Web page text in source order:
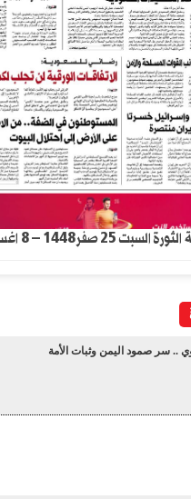
25 صفر1448 – 8 اغسطس 2026
.. سر صمود اليمن وثبات الأمة